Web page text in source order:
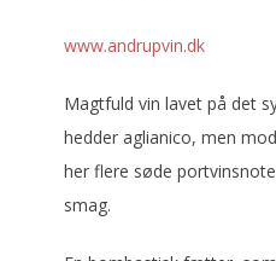
www.andrupvin.dk
Magtfuld vin lavet på det
hedder aglianico, men
her flere søde
smag.